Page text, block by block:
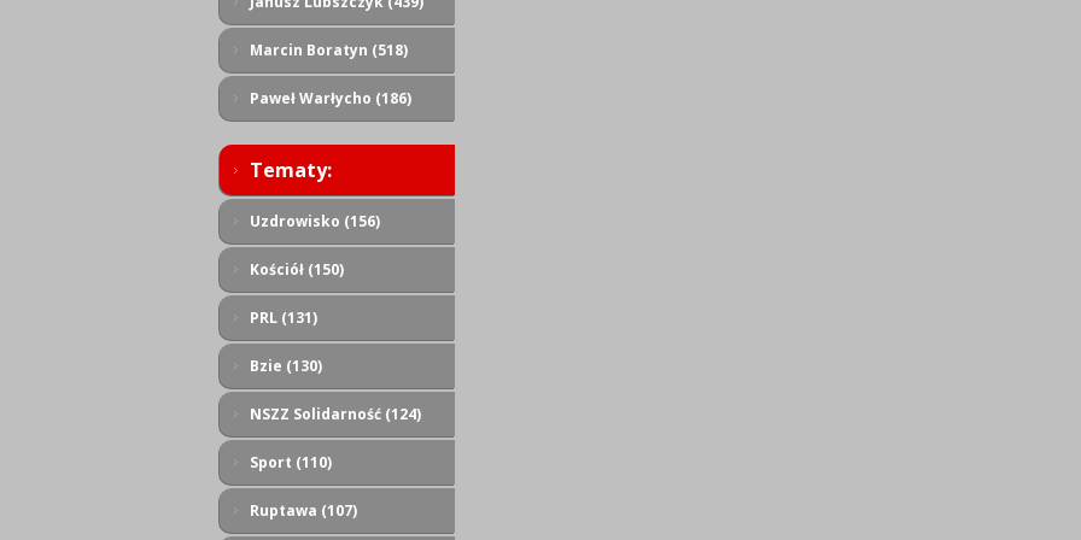
Marcin Boratyn (518)
Paweł Warłycho (186)
Tematy:
Uzdrowisko (156)
Kościół (150)
PRL (131)
Bzie (130)
NSZZ Solidarność (124)
Sport (110)
Ruptawa (107)